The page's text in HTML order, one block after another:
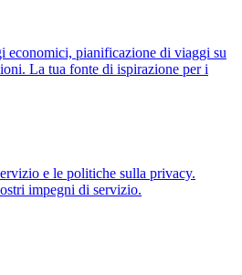
economici, pianificazione di viaggi su
La tua fonte di ispirazione per i
e le politiche sulla privacy.
impegni di servizio.